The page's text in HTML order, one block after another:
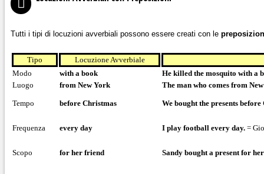
Tutti i tipi di locuzioni avverbiali possono essere creati con le
Tipo
Locuzione Avverbiale
Modo
with a book
He killed the mosquito with a
Luogo
from New York The man who comes from
Tempo before Christmas We bought the presents
Frequenza every day I play football every day. =
Scopo for her friend Sandy bought a present for